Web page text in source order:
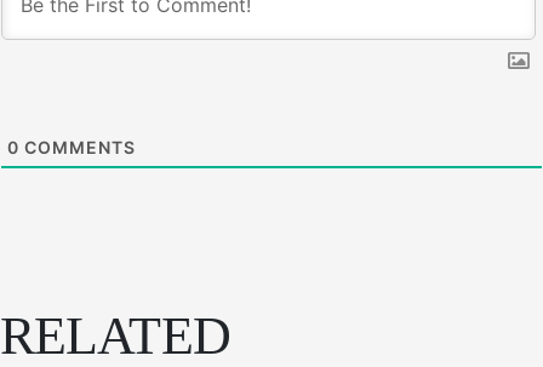
0 COMMENTS
RELATED